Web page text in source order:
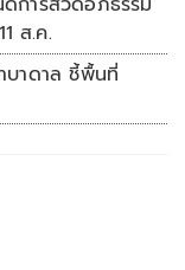
ส.ค.
บาดาล ชี้พื้นที่